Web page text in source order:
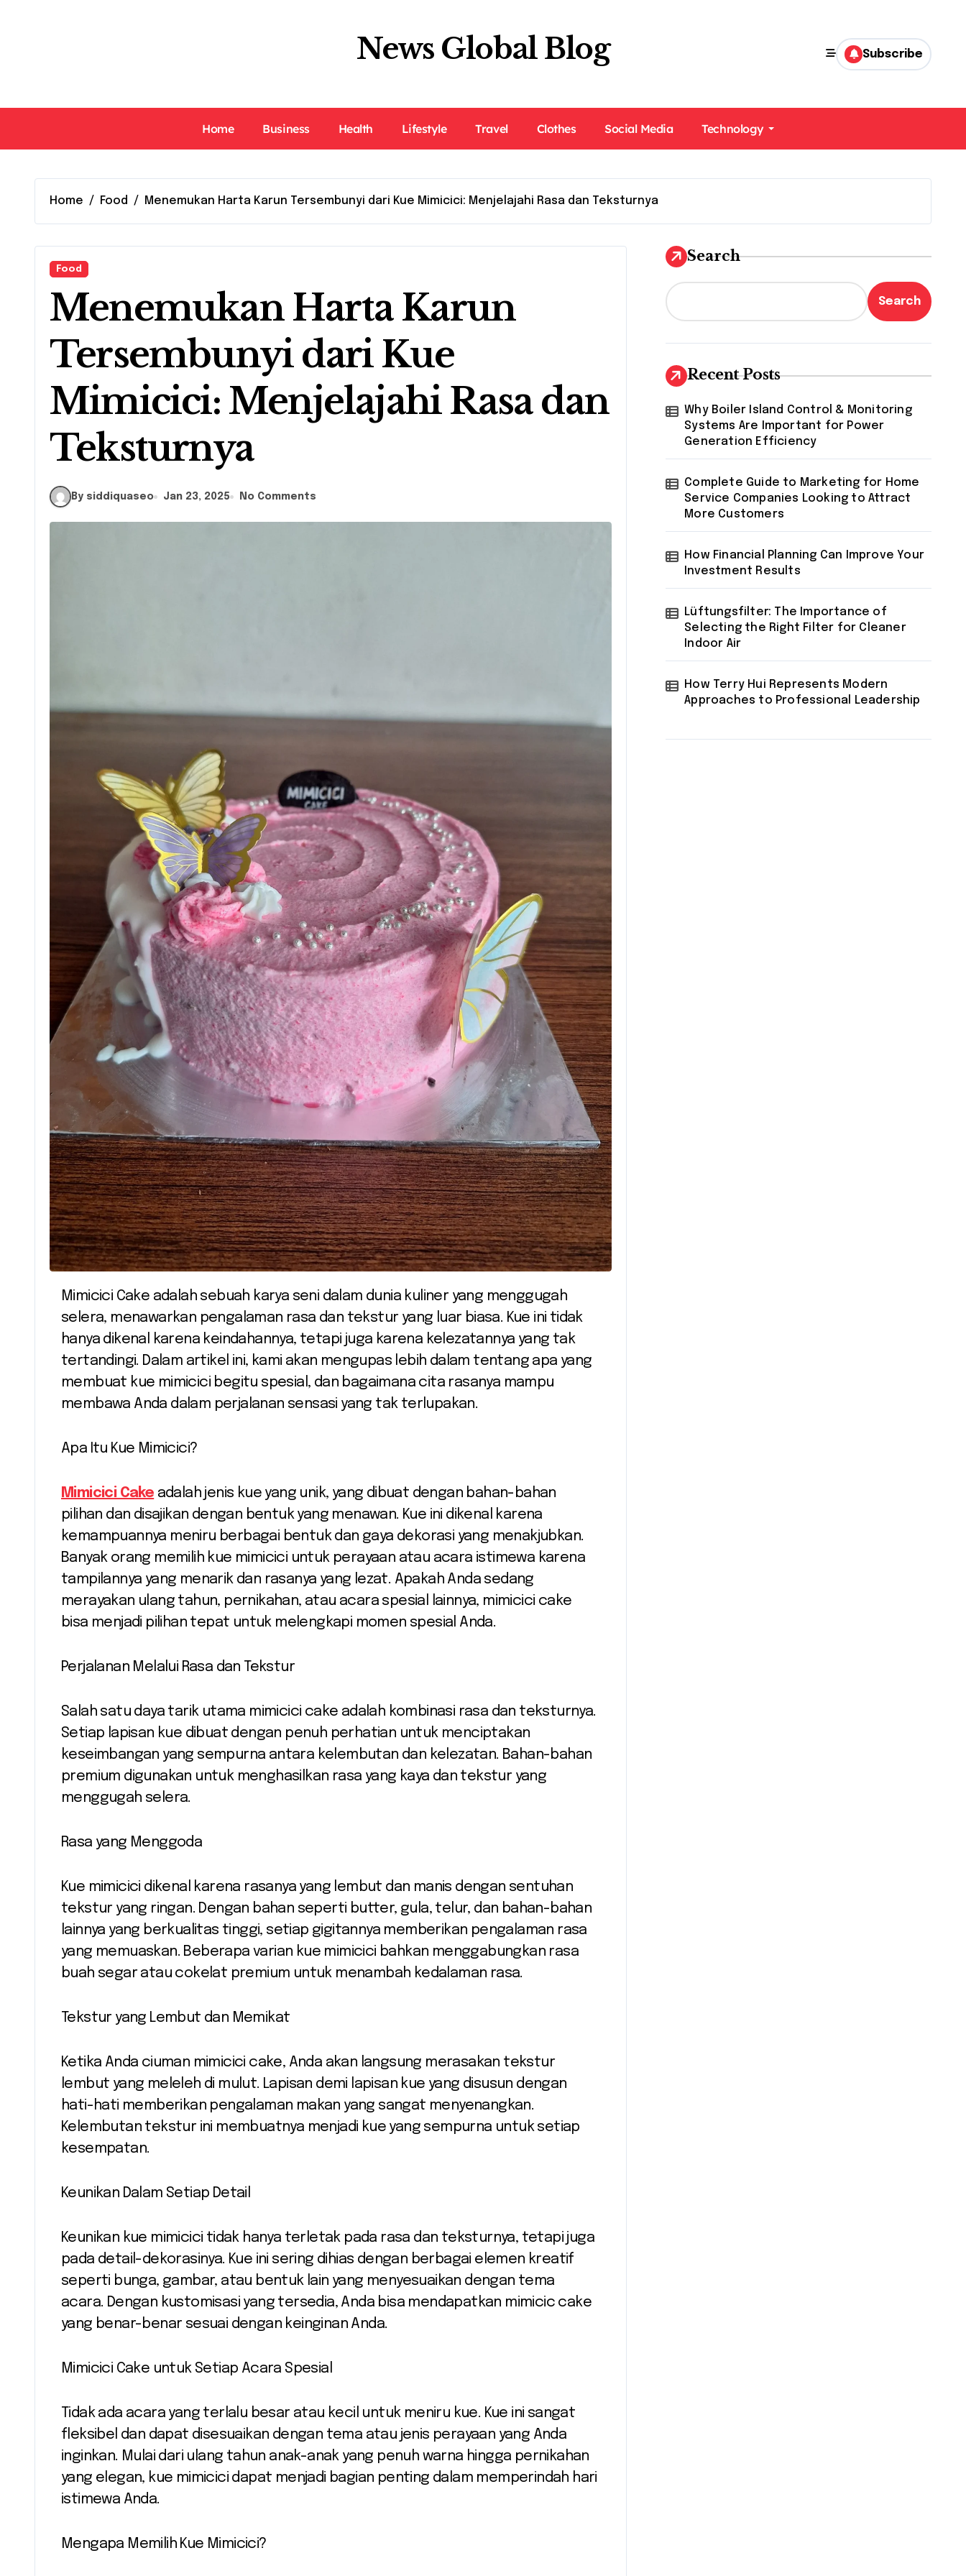
News Global Blog Subscribe
Home Business Health Lifestyle Travel Clothes Social Media Technology
Home Food Menemukan Harta Karun Tersembunyi dari Kue Mimicici: Menjelajahi Rasa dan Teksturnya
Food
Menemukan Harta Karun
Tersembunyi dari Kue
Mimicici: Menjelajahi Rasa dan
Teksturnya
By siddiquaseo Jan 23, 2025 No Comments
Mimicici Cake adalah sebuah karya seni dalam dunia kuliner yang menggugah
selera, menawarkan pengalaman rasa dan tekstur yang luar biasa. Kue ini tidak
hanya dikenal karena keindahannya, tetapi juga karena kelezatannya yang tak
tertandingi. Dalam artikel ini, kami akan mengupas lebih dalam tentang apa yang
membuat kue mimicici begitu spesial, dan bagaimana cita rasanya mampu
membawa Anda dalam perjalanan sensasi yang tak terlupakan.
Apa Itu Kue Mimicici?
Mimicici Cake adalah jenis kue yang unik, yang dibuat dengan bahan-bahan
pilihan dan disajikan dengan bentuk yang menawan. Kue ini dikenal karena
kemampuannya meniru berbagai bentuk dan gaya dekorasi yang menakjubkan.
Banyak orang memilih kue mimicici untuk perayaan atau acara istimewa karena
tampilannya yang menarik dan rasanya yang lezat. Apakah Anda sedang
merayakan ulang tahun, pernikahan, atau acara spesial lainnya, mimicici cake
bisa menjadi pilihan tepat untuk melengkapi momen spesial Anda.
Perjalanan Melalui Rasa dan Tekstur
Salah satu daya tarik utama mimicici cake adalah kombinasi rasa dan teksturnya.
Setiap lapisan kue dibuat dengan penuh perhatian untuk menciptakan
keseimbangan yang sempurna antara kelembutan dan kelezatan. Bahan-bahan
premium digunakan untuk menghasilkan rasa yang kaya dan tekstur yang
menggugah selera.
Rasa yang Menggoda
Kue mimicici dikenal karena rasanya yang lembut dan manis dengan sentuhan
tekstur yang ringan. Dengan bahan seperti butter, gula, telur, dan bahan-bahan
lainnya yang berkualitas tinggi, setiap gigitannya memberikan pengalaman rasa
yang memuaskan. Beberapa varian kue mimicici bahkan menggabungkan rasa
buah segar atau cokelat premium untuk menambah kedalaman rasa.
Tekstur yang Lembut dan Memikat
Ketika Anda ciuman mimicici cake, Anda akan langsung merasakan tekstur
lembut yang meleleh di mulut. Lapisan demi lapisan kue yang disusun dengan
hati-hati memberikan pengalaman makan yang sangat menyenangkan.
Kelembutan tekstur ini membuatnya menjadi kue yang sempurna untuk setiap
kesempatan.
Keunikan Dalam Setiap Detail
Keunikan kue mimicici tidak hanya terletak pada rasa dan teksturnya, tetapi juga
pada detail-dekorasinya. Kue ini sering dihias dengan berbagai elemen kreatif
seperti bunga, gambar, atau bentuk lain yang menyesuaikan dengan tema
acara. Dengan kustomisasi yang tersedia, Anda bisa mendapatkan mimicic cake
yang benar-benar sesuai dengan keinginan Anda.
Mimicici Cake untuk Setiap Acara Spesial
Tidak ada acara yang terlalu besar atau kecil untuk meniru kue. Kue ini sangat
fleksibel dan dapat disesuaikan dengan tema atau jenis perayaan yang Anda
inginkan. Mulai dari ulang tahun anak-anak yang penuh warna hingga pernikahan
yang elegan, kue mimicici dapat menjadi bagian penting dalam memperindah hari
istimewa Anda.
Mengapa Memilih Kue Mimicici?
Search
Search
Recent Posts
Why Boiler Island Control & Monitoring
Systems Are Important for Power
Generation Efficiency
Complete Guide to Marketing for Home
Service Companies Looking to Attract
More Customers
How Financial Planning Can Improve Your
Investment Results
Lüftungsfilter: The Importance of
Selecting the Right Filter for Cleaner
Indoor Air
How Terry Hui Represents Modern
Approaches to Professional Leadership